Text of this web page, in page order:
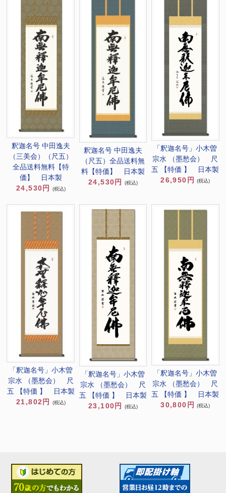
釈迦名号 中田逸夫
（三美会）（尺五）
全品送料無料【特
価】 日本製
24,530円
(税込)
釈迦名号 中田逸夫
（尺五）全品送料無
料【特価】 日本製
24,530円
(税込)
「釈迦名号」小木曽
宗水 （墨愁会） 尺
五 【特価 】 日本製
26,950円
(税込)
「釈迦名号」小木曽
宗水 （墨愁会） 尺
五 【特価 】 日本製
21,802円
(税込)
「釈迦名号」小木曽
宗水 （墨愁会） 尺
五 【特価 】 日本製
23,100円
(税込)
「釈迦名号」小木曽
宗水 （墨愁会） 尺
五 【特価 】 日本製
30,800円
(税込)